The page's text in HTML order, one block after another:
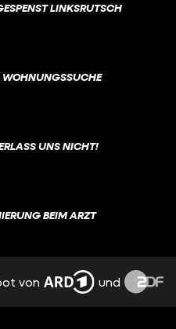
LINKSRUTSCH
WOHNUNGSSUCHE
UNS NICHT!
BEIM ARZT
von und